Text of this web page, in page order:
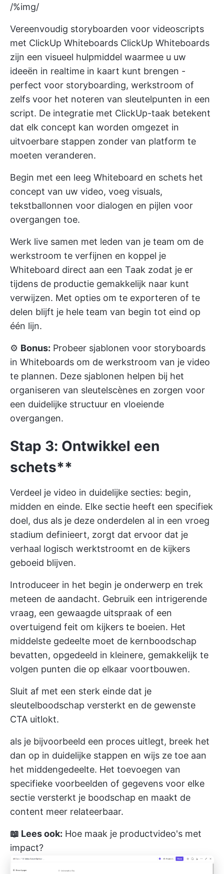
/%img/
Vereenvoudig storyboarden voor videoscripts
met ClickUp Whiteboards ClickUp Whiteboards
zijn een visueel hulpmiddel waarmee u uw
ideeën in realtime in kaart kunt brengen -
perfect voor storyboarding, werkstroom of
zelfs voor het noteren van sleutelpunten in een
script. De integratie met ClickUp-taak betekent
dat elk concept kan worden omgezet in
uitvoerbare stappen zonder van platform te
moeten veranderen.
Begin met een leeg Whiteboard en schets het
concept van uw video, voeg visuals,
tekstballonnen voor dialogen en pijlen voor
overgangen toe.
Werk live samen met leden van je team om de
werkstroom te verfijnen en koppel je
Whiteboard direct aan een Taak zodat je er
tijdens de productie gemakkelijk naar kunt
verwijzen. Met opties om te exporteren of te
delen blijft je hele team van begin tot eind op
één lijn.
⚙️ Bonus: Probeer sjablonen voor storyboards
in Whiteboards om de werkstroom van je video
te plannen. Deze sjablonen helpen bij het
organiseren van sleutelscènes en zorgen voor
een duidelijke structuur en vloeiende
overgangen.
Stap 3: Ontwikkel een
schets**
Verdeel je video in duidelijke secties: begin,
midden en einde. Elke sectie heeft een specifiek
doel, dus als je deze onderdelen al in een vroeg
stadium definieert, zorgt dat ervoor dat je
verhaal logisch werktstroomt en de kijkers
geboeid blijven.
Introduceer in het begin je onderwerp en trek
meteen de aandacht. Gebruik een intrigerende
vraag, een gewaagde uitspraak of een
overtuigend feit om kijkers te boeien. Het
middelste gedeelte moet de kernboodschap
bevatten, opgedeeld in kleinere, gemakkelijk te
volgen punten die op elkaar voortbouwen.
Sluit af met een sterk einde dat je
sleutelboodschap versterkt en de gewenste
CTA uitlokt.
als je bijvoorbeeld een proces uitlegt, breek het
dan op in duidelijke stappen en wijs ze toe aan
het middengedeelte. Het toevoegen van
specifieke voorbeelden of gegevens voor elke
sectie versterkt je boodschap en maakt de
content meer relateerbaar.
📖 Lees ook: Hoe maak je productvideo's met
impact?